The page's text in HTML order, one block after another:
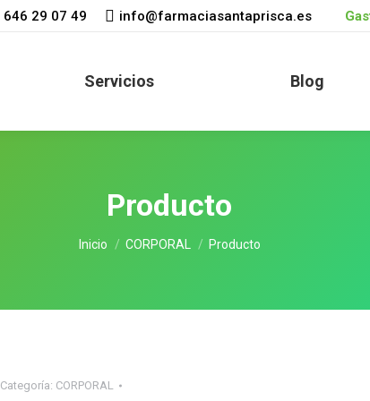
646 29 07 49 info@farmaciasantaprisca.es
Servicios Blog
Producto
Estás aquí:
Inicio CORPORAL Producto
Categoría: CORPORAL